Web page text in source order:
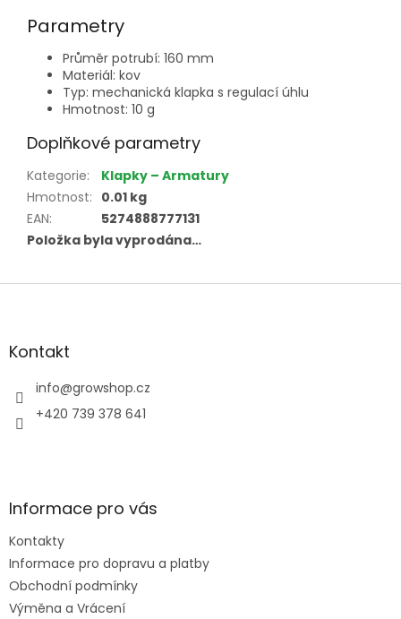
Parametry
Průměr potrubí: 160 mm
Materiál: kov
Typ: mechanická klapka s regulací úhlu
Hmotnost: 10 g
Doplňkové parametry
Kategorie:
Klapky – Armatury
Hmotnost: 0.01 kg
EAN:
5274888777131
Položka byla vyprodána…
Z
aKontakt
info@growshop.cz
+420 739 378 641
Informace pro vás
Kontakty
Informace pro dopravu a platby
Obchodní podmínky
Výměna a Vrácení